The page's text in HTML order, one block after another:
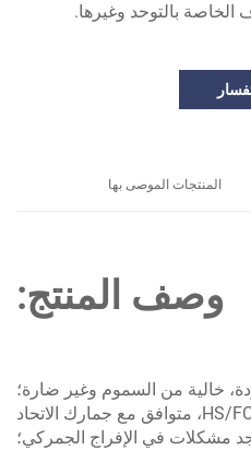
الخاصة بالتوحد وغيرها.
المنتجات الموصى بها
وصف المنتج:
معتمد: معتمد من CE/روHS/FCC، متوافق مع جمارك الاتحاد
مشكلات في الإفراج الجمركي؛